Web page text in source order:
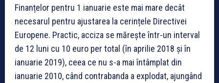
Finanțelor pentru 1 ianuarie este mai mare decât
necesarul pentru ajustarea la cerințele Directivei
Europene. Practic, acciza se mărește într-un interval
de 12 luni cu 10 euro per total (în aprilie 2018 și în
ianuarie 2019), ceea ce nu s-a mai întâmplat din
ianuarie 2010, când contrabanda a explodat, ajungând